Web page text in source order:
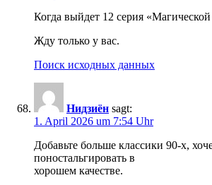
Когда выйдет 12 серия
Жду только у вас.
Поиск исходных данных
Нидзиён sagt:
1. April 2026 um 7:54 Uhr
Добавьте больше классики 90-х,
поностальгировать в
хорошем качестве.